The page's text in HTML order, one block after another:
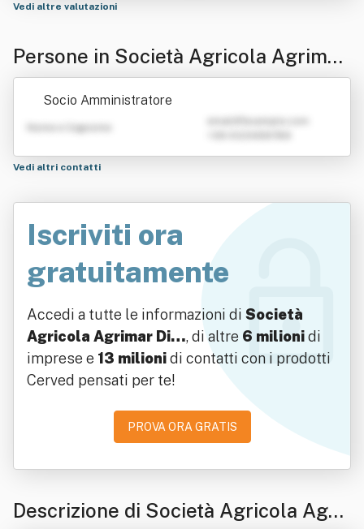
Vedi altre valutazioni
Persone in Società Agricola Agrimar
Di Biscione Antonia Domenica & C. S
Socio Amministratore
Nome e Cognome
Vedi altri contatti
Iscriviti ora
gratuitamente
Accedi a tutte le informazioni di Società
Agricola Agrimar Di…, di altre 6 milionidi
imprese e 13 milionidi contatti con i prodotti
Cerved pensati per te!
PROVA ORA GRATIS
Descrizione di Società Agricola Agri